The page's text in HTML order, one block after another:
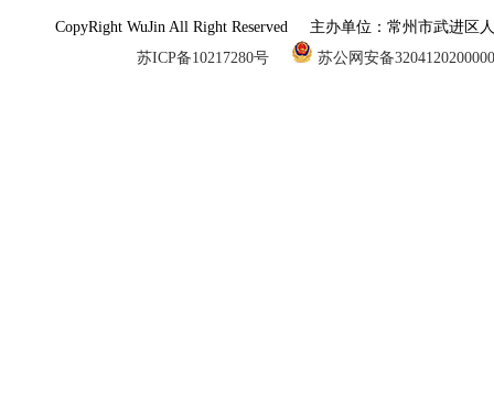
CopyRight WuJin All Right Reserved 主办单位：常州市武进
苏ICP备10217280号
苏公网安备